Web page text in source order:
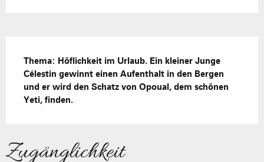
Beschreibung
Thema: Höflichkeit im Urlaub. Ein kleiner Junge
Célestin gewinnt einen Aufenthalt in den Bergen
und er wird den Schatz von Opoual, dem schönen
Yeti, finden.
Zugänglichkeit